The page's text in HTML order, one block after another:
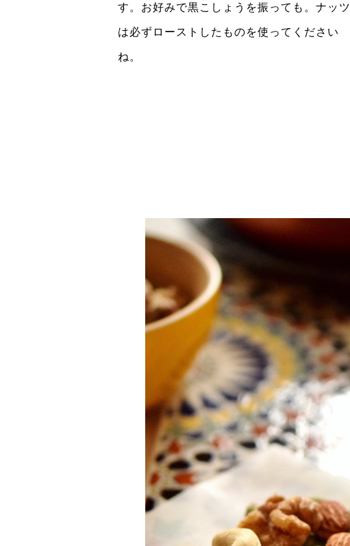
す。お好みで黒こしょうを振っても。ナッツ
は必ずローストしたものを使ってください
ね。